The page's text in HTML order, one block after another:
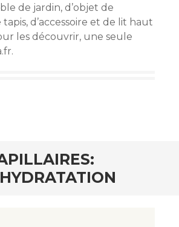
de jardin, d’objet de
d’accessoire et de lit haut
les découvrir, une seule